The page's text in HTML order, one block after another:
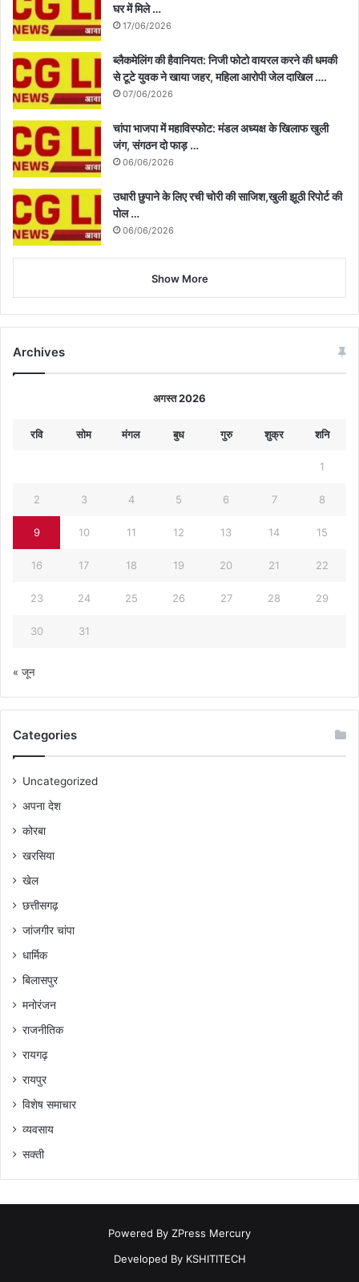
घर में मिले …
17/06/2026
ब्लैकमेलिंग की हैवानियत: निजी फोटो वायरल करने की धमकी
से टूटे युवक ने खाया जहर, महिला आरोपी जेल दाखिल ….
07/06/2026
चांपा भाजपा में महाविस्फोट: मंडल अध्यक्ष के खिलाफ खुली
जंग, संगठन दो फाड़ …
06/06/2026
उधारी छुपाने के लिए रची चोरी की साजिश,खुली झूठी रिपोर्ट की
पोल …
06/06/2026
Show More
Archives
अगस्त 2026
रवि सोम मंगल बुध गुरु शुक्र शनि
1
2 3 4 5 6 7 8
9 10 11 12 13 14 15
16 17 18 19 20 21 22
23 24 25 26 27 28 29
30 31
« जून
Categories
Uncategorized
अपना देश
कोरबा
खरसिया
खेल
छत्तीसगढ़
जांजगीर चांपा
धार्मिक
बिलासपुर
मनोरंजन
राजनीतिक
रायगढ़
रायपुर
विशेष समाचार
व्यवसाय
सक्ती
Powered By ZPress Mercury
Developed By KSHITITECH